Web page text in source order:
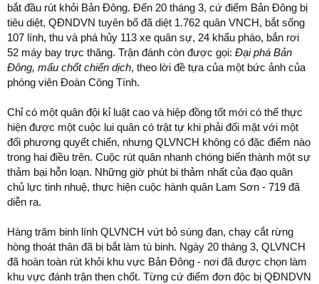
bắt đầu rút khỏi Bản Đông. Đến 20 tháng 3, cứ điểm Bản Đông bị
tiêu diệt, QĐNDVN tuyên bố đã diệt 1.762 quân VNCH, bắt sống
107 lính, thu và phá hủy 113 xe quân sự, 24 khẩu pháo, bắn rơi
52 máy bay trực thăng. Trận đánh còn được gọi: Đại phá Bản
Đông, mấu chốt chiến dịch, theo lời đề tựa của một bức ảnh của
phóng viên Đoàn Công Tính.
Chỉ có một quân đội kỉ luật cao và hiệp đồng tốt mới có thể thực
hiện được một cuộc lui quân có trật tự khi phải đối mặt với một
đối phương quyết chiến, nhưng QLVNCH không có đặc điểm nào
trong hai điều trên. Cuộc rút quân nhanh chóng biến thành một sự
thảm bại hỗn loạn. Những giờ phút bi thảm nhất của đạo quân
chủ lực tinh nhuệ, thực hiện cuộc hành quân Lam Sơn - 719 đã
diễn ra.
Hàng trăm binh lính QLVNCH vứt bỏ súng đạn, chạy cắt rừng
hòng thoát thân đã bị bắt làm tù binh. Ngày 20 tháng 3, QLVNCH
đã hoàn toàn rút khỏi khu vực Bản Đông - nơi đã được chọn làm
khu vực đánh trận then chốt. Từng cứ điểm đơn độc bị QĐNDVN